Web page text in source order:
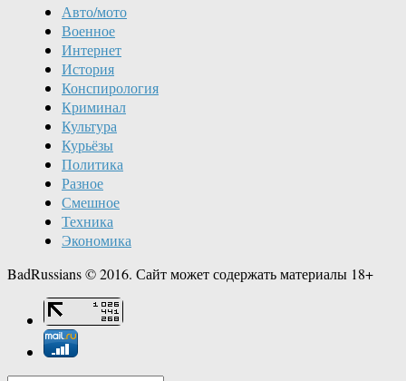
Авто/мото
Военное
Интернет
История
Конспирология
Криминал
Культура
Курьёзы
Политика
Разное
Смешное
Техника
Экономика
BadRussians © 2016. Сайт может содержать материалы 18+